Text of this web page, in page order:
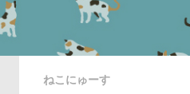
ねこにゅーす